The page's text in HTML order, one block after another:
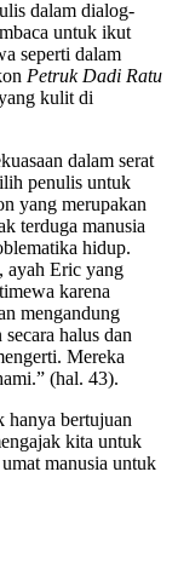
dalam dialog-
untuk ikut
seperti dalam
Petruk Dadi Ratu
kulit di
dalam serat
penulis untuk
yang merupakan
terduga manusia
hidup.
ayah Eric yang
karena
mengandung
halus dan
Mereka
(hal. 43).
hanya bertujuan
kita untuk
manusia untuk